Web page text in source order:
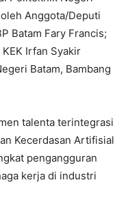
Anggota/Deputi
Batam Fary Francis;
Irfan Syakir
Batam, Bambang
talenta terintegrasi
Kecerdasan Artifisial
pengangguran
kerja di industri